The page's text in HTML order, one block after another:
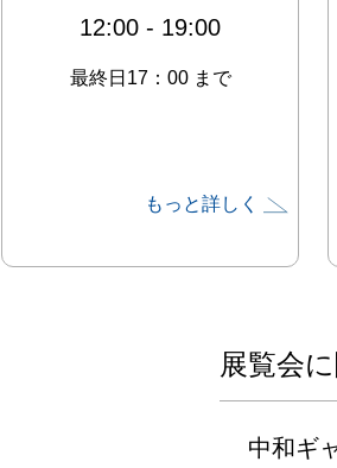
12:00 - 19:00
最終日17：00 まで
もっと詳しく
展覧会
中和ギ